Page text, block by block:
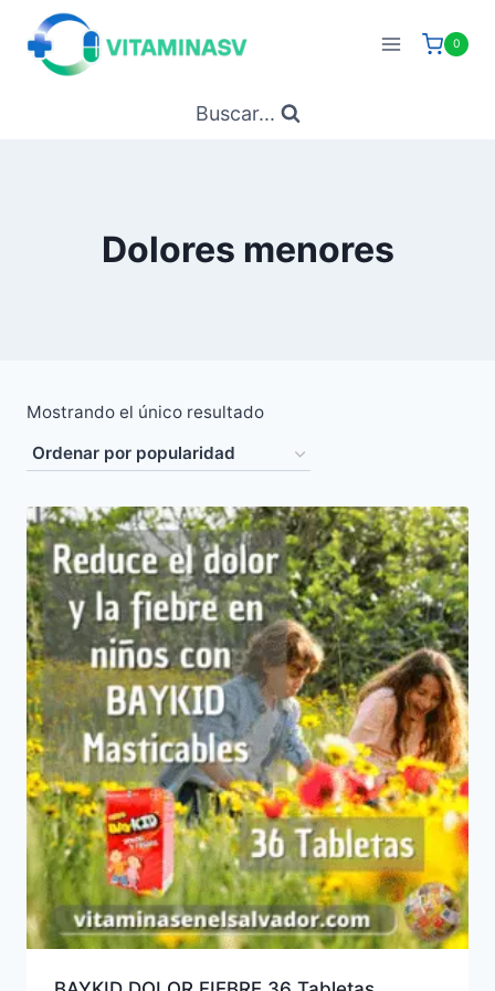
Saltar
contenido
0
Buscar...
Dolores menores
Mostrando el único resultado